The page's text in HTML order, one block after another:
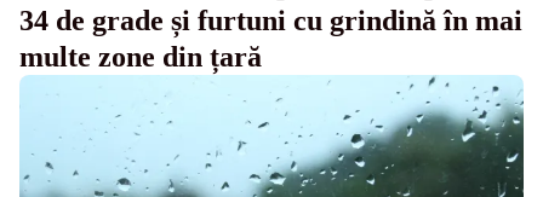
34 de grade și furtuni cu grindină în mai
multe zone din țară